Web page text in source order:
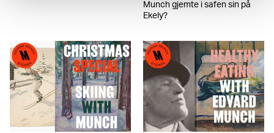
Munch gjemte i safen sin på
Ekely?